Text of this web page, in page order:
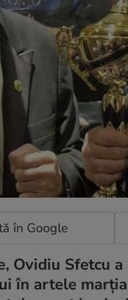
în Google
Ovidiu Sfetcu
în artele